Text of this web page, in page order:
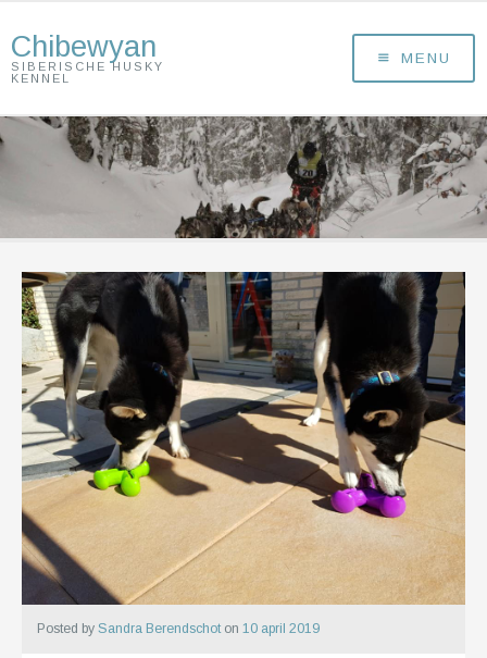
Chibewyan
SIBERISCHE HUSKY
KENNEL
MENU
Posted by Sandra Berendschoton 10 april 2019